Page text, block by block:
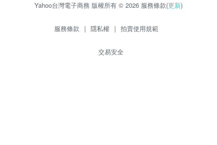
Yahoo台灣電子商務 版權所有 © 2026 服務條款(更新)
服務條款 | 隱私權 | 拍賣使用規範
交易安全